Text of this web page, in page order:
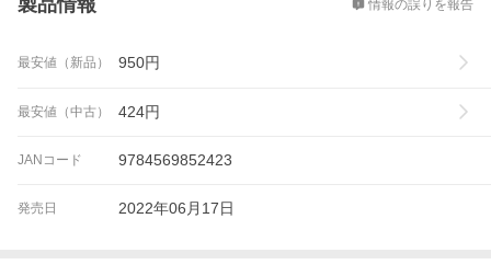
情報の誤りを報告
最安値（新品） 950円
最安値（中古） 424円
JANコード 9784569852423
発売日 2022年06月17日